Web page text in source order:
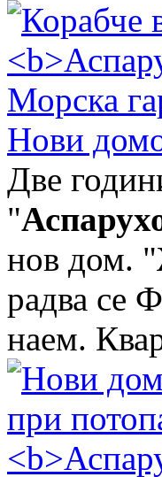
Нови
Две
"
нов дом.
радва се
наем.